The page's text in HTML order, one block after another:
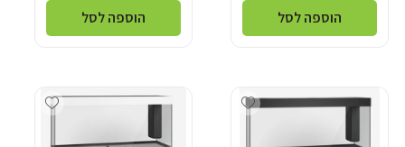
הוספה לסל הוספה לסל
Add wishlist
Add wishlist